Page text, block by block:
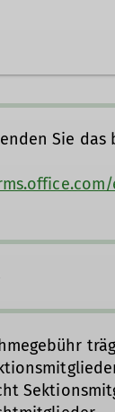
hin zu
tut gut!
Sie das